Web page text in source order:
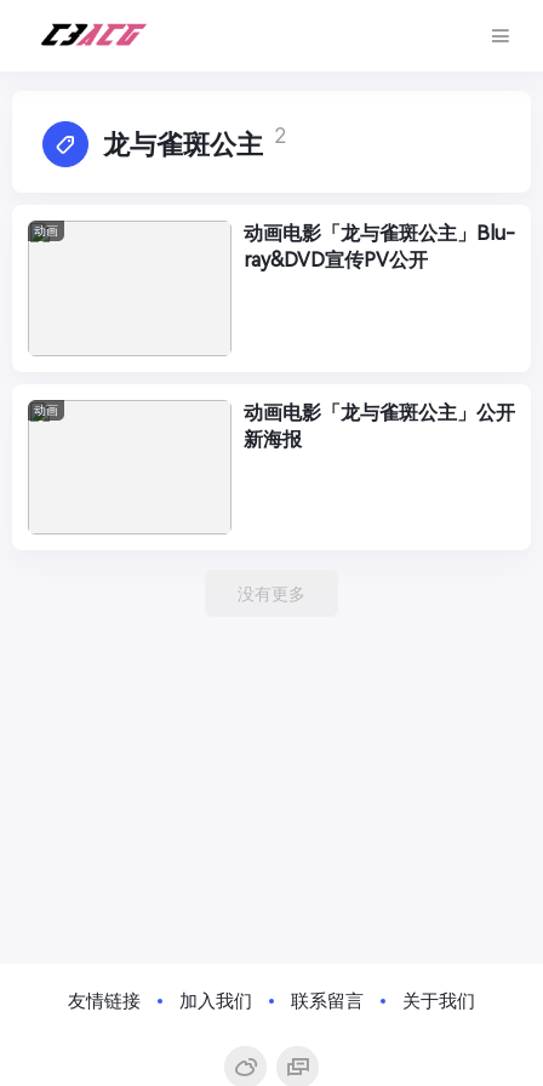
龙与雀斑公主 2
动画
动画电影「龙与雀斑公主」Blu-
ray&DVD宣传PV公开
动画
动画电影「龙与雀斑公主」公开
新海报
没有更多
友情链接 加入我们 联系留言 关于我们